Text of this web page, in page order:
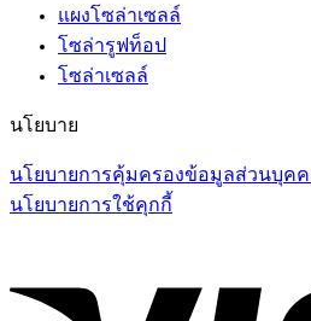
แผงโซล่าเซลล์
โซล่ารูฟท็อป
โซล่าเซลล์
นโยบาย
นโยบายการคุ้มครองข้อมูลส่วนบุค
นโยบายการใช้คุกกี้